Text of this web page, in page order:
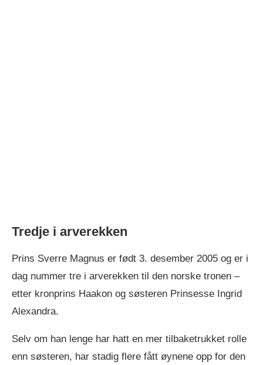
Tredje i arverekken
Prins Sverre Magnus er født 3. desember 2005 og er i
dag nummer tre i arverekken til den norske tronen –
etter kronprins Haakon og søsteren Prinsesse Ingrid
Alexandra.
Selv om han lenge har hatt en mer tilbaketrukket rolle
enn søsteren, har stadig flere fått øynene opp for den